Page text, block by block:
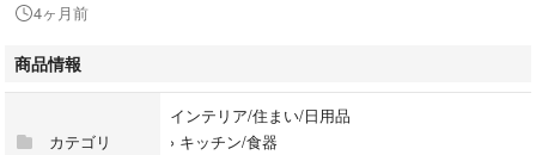
4ヶ月前
商品情報
カテゴリ
インテリア/住まい/日用品
› キッチン/食器